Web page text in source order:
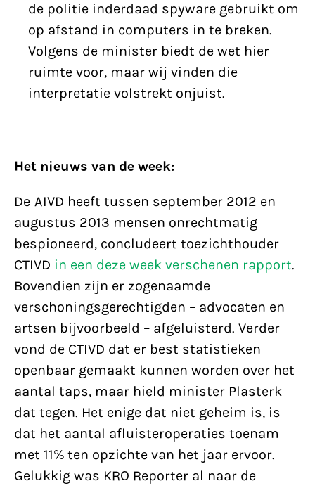
de politie inderdaad spyware gebruikt om
op afstand in computers in te breken.
Volgens de minister biedt de wet hier
ruimte voor, maar wij vinden die
interpretatie volstrekt onjuist.
Het nieuws van de week:
De AIVD heeft tussen september 2012 en
augustus 2013 mensen onrechtmatig
bespioneerd, concludeert toezichthouder
CTIVD in een deze week verschenen rapport.
Bovendien zijn er zogenaamde
verschoningsgerechtigden – advocaten en
artsen bijvoorbeeld – afgeluisterd. Verder
vond de CTIVD dat er best statistieken
openbaar gemaakt kunnen worden over het
aantal taps, maar hield minister Plasterk
dat tegen. Het enige dat niet geheim is, is
dat het aantal afluisteroperaties toenam
met 11% ten opzichte van het jaar ervoor.
Gelukkig was KRO Reporter al naar de